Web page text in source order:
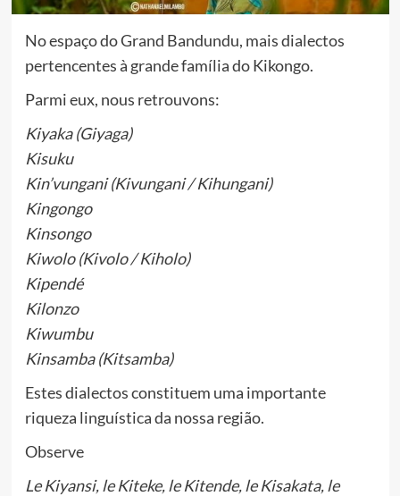
No espaço do Grand Bandundu, mais dialectos
pertencentes à grande família do Kikongo.
Parmi eux, nous retrouvons:
Kiyaka (Giyaga)
Kisuku
Kin’vungani (Kivungani / Kihungani)
Kingongo
Kinsongo
Kiwolo (Kivolo / Kiholo)
Kipendé
Kilonzo
Kiwumbu
Kinsamba (Kitsamba)
Estes dialectos constituem uma importante
riqueza linguística da nossa região.
Observe
Le Kiyansi, le Kiteke, le Kitende, le Kisakata, le